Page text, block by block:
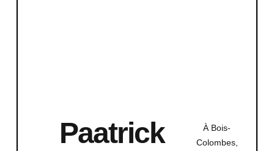
Paatrick
À Bois-
Colombes,